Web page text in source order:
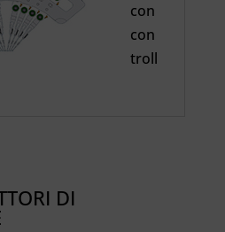
con
con
troll
DI